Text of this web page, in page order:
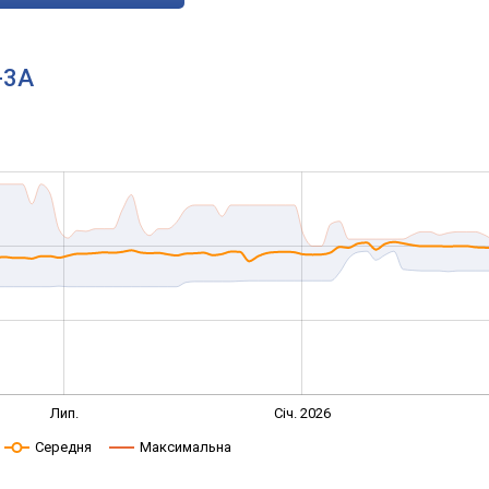
3A
Лип. Січ. 2026
Середня Максимальна